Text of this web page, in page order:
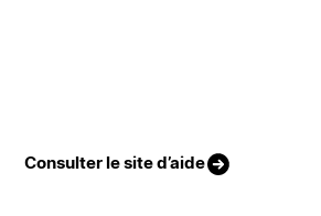
Consulter le site d’aide